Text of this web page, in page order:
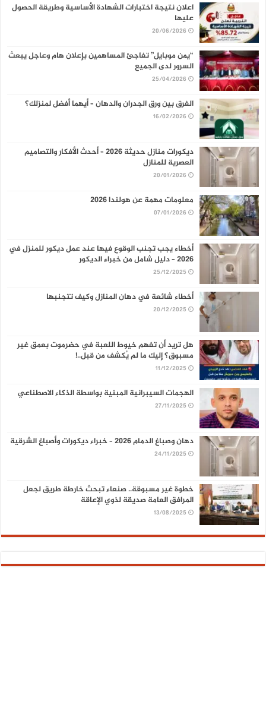
اعلان نتيجة اختبارات الشهادة الأساسية وطريقة الحصول
عليها
20/06/2026
“يمن موبايل” تفاجئ المساهمين بإعلان هام وعاجل يبعث
السرور لدى الجميع
25/04/2026
الفرق بين ورق الجدران والدهان – أيهما أفضل لمنزلك؟
16/02/2026
ديكورات منازل حديثة 2026 – أحدث الأفكار والتصاميم
العصرية للمنازل
20/01/2026
معلومات مهمة عن هولندا 2026
07/01/2026
أخطاء يجب تجنب الوقوع فيها عند عمل ديكور للمنزل في
2026 – دليل شامل من خبراء الديكور
25/12/2025
أخطاء شائعة في دهان المنازل وكيف تتجنبها
20/12/2025
هل تريد أن تفهم خيوط اللعبة في حضرموت بعمق غير
مسبوق؟ إليك ما لم يُكشف من قبل..!
11/12/2025
الهجمات السيبرانية المبنية بواسطة الذكاء الاصطناعي
27/11/2025
دهان وصباغ الدمام 2026 – خبراء ديكورات وأصباغ الشرقية
24/11/2025
خطوة غير مسبوقة.. صنعاء تبحث خارطة طريق لجعل
المرافق العامة صديقة لذوي الإعاقة
13/08/2025